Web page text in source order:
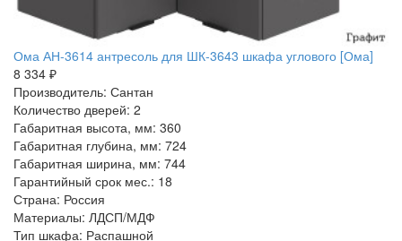
Ома АН-3614 антресоль для ШК-3643 шкафа углового [Ома]
8 334 ₽
Производитель: Сантан
Количество дверей: 2
Габаритная высота, мм: 360
Габаритная глубина, мм: 724
Габаритная ширина, мм: 744
Гарантийный срок мес.: 18
Страна: Россия
Материалы: ЛДСП/МДФ
Тип шкафа: Распашной